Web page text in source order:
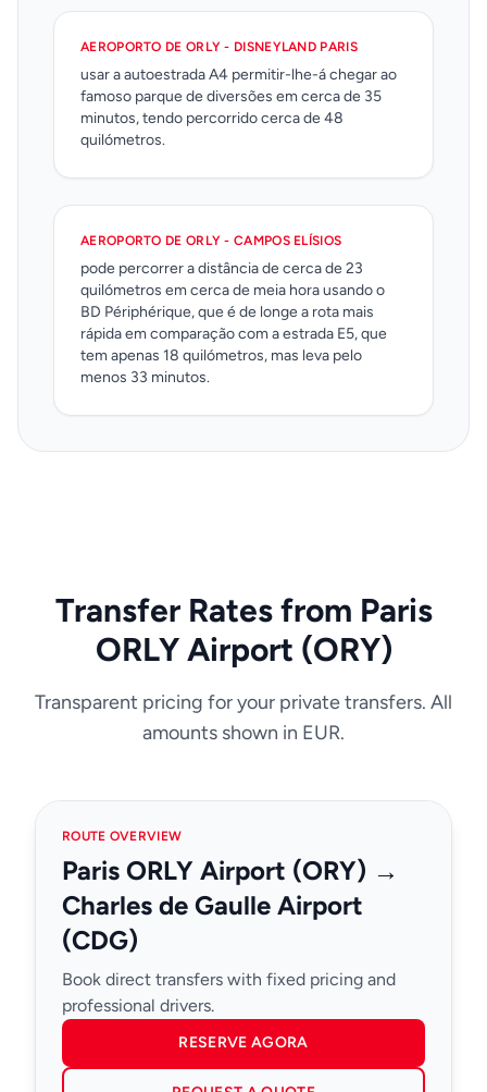
AEROPORTO DE ORLY - DISNEYLAND PARIS
usar a autoestrada A4 permitir-lhe-á chegar ao
famoso parque de diversões em cerca de 35
minutos, tendo percorrido cerca de 48
quilómetros.
AEROPORTO DE ORLY - CAMPOS ELÍSIOS
pode percorrer a distância de cerca de 23
quilómetros em cerca de meia hora usando o
BD Périphérique, que é de longe a rota mais
rápida em comparação com a estrada E5, que
tem apenas 18 quilómetros, mas leva pelo
menos 33 minutos.
Transfer Rates from Paris
ORLY Airport (ORY)
Transparent pricing for your private transfers. All
amounts shown in EUR.
ROUTE OVERVIEW
Paris ORLY Airport (ORY) →
Charles de Gaulle Airport
(CDG)
Book direct transfers with fixed pricing and
professional drivers.
RESERVE AGORA